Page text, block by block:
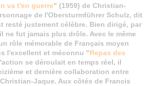
va t'en guerre" (1959) de Christian-
de l'Obersturmführer Schulz, dit
resté justement célèbre. Bien dirigé, par
ne fut jamais plus drôle. Avec le même
rôle mémorable de Français moyen
l'excellent et méconnu "Repas des
se déroulait en temps réel, il
et dernière collaboration entre
Jaque. Aux côtés de Francis